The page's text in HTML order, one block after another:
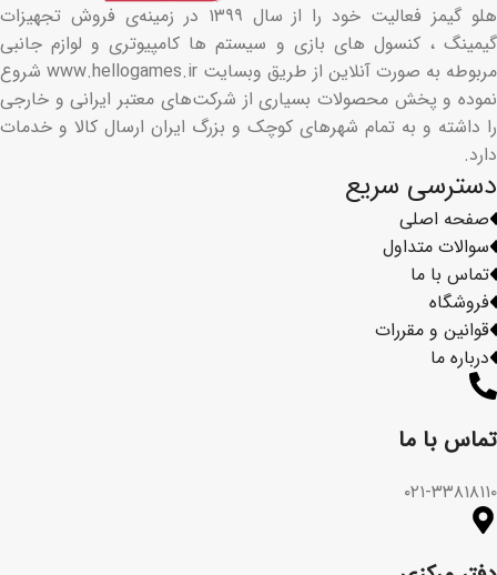
تماس با ما​
۰۲۱-۳۳۸۱۸۱۱۰
فروشگاه
قوانین و مقررات
درباره ما
دسترسی سریع
صفحه اصلی
سوالات متداول
تماس با ما
هلو گیمز فعالیت خود را از سال ۱۳۹۹ در زمینه‌ی فروش تجهیزات
گیمینگ ، کنسول های بازی و سیستم ها کامپیوتری و لوازم جانبی
مربوطه به صورت آنلاین از طریق وبسایت www.hellogames.ir شروع
نموده و پخش محصولات بسیاری از شرکت‌های معتبر ایرانی و خارجی
را داشته و به تمام شهرهای کوچک و بزرگ ایران ارسال کالا و خدمات
دارد.